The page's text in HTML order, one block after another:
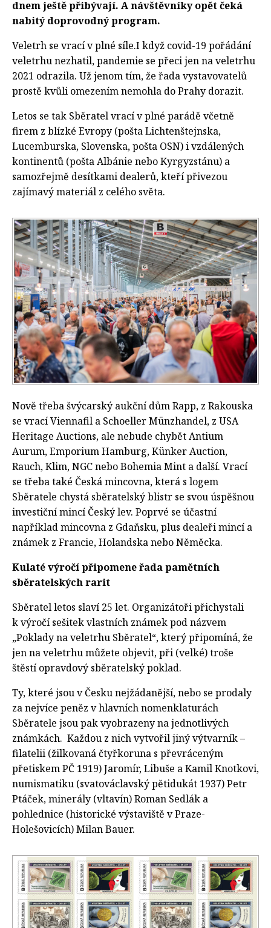
dnem ještě přibývají. A návštěvníky opět čeká
nabitý doprovodný program.
Veletrh se vrací v plné síle.I když covid-19 pořádání
veletrhu nezhatil, pandemie se přeci jen na veletrhu
2021 odrazila. Už jenom tím, že řada vystavovatelů
prostě kvůli omezením nemohla do Prahy dorazit.
Letos se tak Sběratel vrací v plné parádě včetně
firem z blízké Evropy (pošta Lichtenštejnska,
Lucemburska, Slovenska, pošta OSN) i vzdálených
kontinentů (pošta Albánie nebo Kyrgyzstánu) a
samozřejmě desítkami dealerů, kteří přivezou
zajímavý materiál z celého světa.
Nově třeba švýcarský aukční dům Rapp, z Rakouska
se vrací Viennafil a Schoeller Münzhandel, z USA
Heritage Auctions, ale nebude chybět Antium
Aurum, Emporium Hamburg, Künker Auction,
Rauch, Klim, NGC nebo Bohemia Mint a další. Vrací
se třeba také Česká mincovna, která s logem
Sběratele chystá sběratelský blistr se svou úspěšnou
investiční mincí Český lev. Poprvé se účastní
například mincovna z Gdaňsku, plus dealeři mincí a
známek z Francie, Holandska nebo Něměcka.
Kulaté výročí připomene řada pamětních
sběratelských rarit
Sběratel letos slaví 25 let. Organizátoři přichystali
k výročí sešitek vlastních známek pod názvem
„Poklady na veletrhu Sběratel“, který připomíná, že
jen na veletrhu můžete objevit, při (velké) troše
štěstí opravdový sběratelský poklad.
Ty, které jsou v Česku nejžádanější, nebo se prodaly
za nejvíce peněz v hlavních nomenklaturách
Sběratele jsou pak vyobrazeny na jednotlivých
známkách. Každou z nich vytvořil jiný výtvarník –
filatelii (žilkovaná čtyřkoruna s převráceným
přetiskem PČ 1919) Jaromír, Libuše a Kamil Knotkovi,
numismatiku (svatováclavský pětidukát 1937) Petr
Ptáček, minerály (vltavín) Roman Sedlák a
pohlednice (historické výstaviště v Praze-
Holešovicích) Milan Bauer.